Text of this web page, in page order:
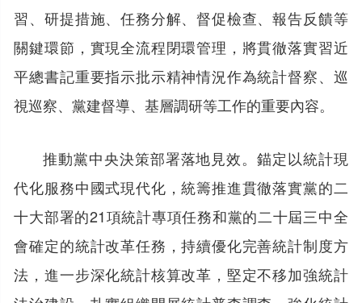
習、研提措施、任務分解、督促檢查、報告反饋等
關鍵環節，實現全流程閉環管理，將貫徹落實習近
平總書記重要指示批示精神情況作為統計督察、巡
視巡察、黨建督導、基層調研等工作的重要內容。
推動黨中央決策部署落地見效。錨定以統計現
代化服務中國式現代化，統籌推進貫徹落實黨的二
十大部署的21項統計專項任務和黨的二十屆三中全
會確定的統計改革任務，持續優化完善統計制度方
法，進一步深化統計核算改革，堅定不移加強統計